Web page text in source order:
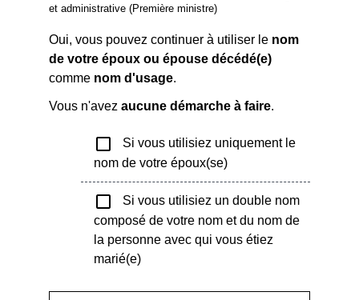
et administrative (Première ministre)
Oui, vous pouvez continuer à utiliser le nom
de votre époux ou épouse décédé(e)
comme nom d'usage.
Vous n'avezaucune démarche à faire.
check_box_outline_blank
Si vous utilisiez uniquement le
nom de votre époux(se)
check_box_outline_blank
Si vous utilisiez un double nom
composé de votre nom et du nom de
la personne avec qui vous étiez
marié(e)